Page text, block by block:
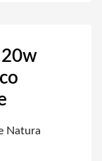
20w
Natura